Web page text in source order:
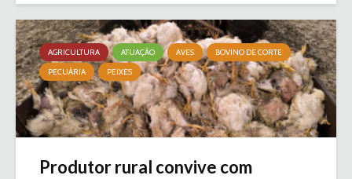
AGRICULTURA ATUAÇÃO AVES
BOVINO DE CORTE
PECUÁRIA
PEIXES
Produtor rural convive com